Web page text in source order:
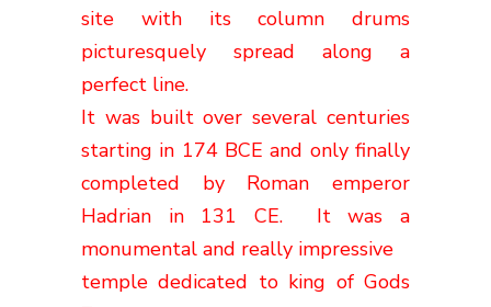
site with its column drums
picturesquely spread along a
perfect line.
It was built over several centuries
starting in 174 BCE and only finally
completed by Roman emperor
Hadrian in 131 CE. It was a
monumental and really impressive
temple dedicated to king of Gods